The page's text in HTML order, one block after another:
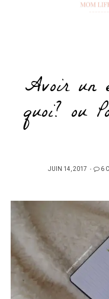
Avoir un
quoi? ou
PUBLIÉ
JUIN 14, 2017 6